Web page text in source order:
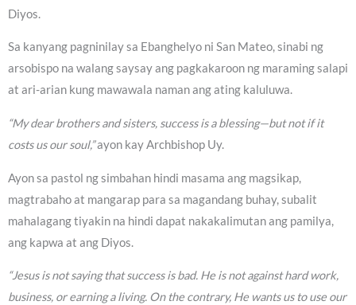
Diyos.
Sa kanyang pagninilay sa Ebanghelyo ni San Mateo, sinabi ng
arsobispo na walang saysay ang pagkakaroon ng maraming salapi
at ari-arian kung mawawala naman ang ating kaluluwa.
“My dear brothers and sisters, success is a blessing—but not if it
costs us our soul,”ayon kay Archbishop Uy.
Ayon sa pastol ng simbahan hindi masama ang magsikap,
magtrabaho at mangarap para sa magandang buhay, subalit
mahalagang tiyakin na hindi dapat nakakalimutan ang pamilya,
ang kapwa at ang Diyos.
“Jesus is not saying that success is bad. He is not against hard work,
business, or earning a living. On the contrary, He wants us to use our